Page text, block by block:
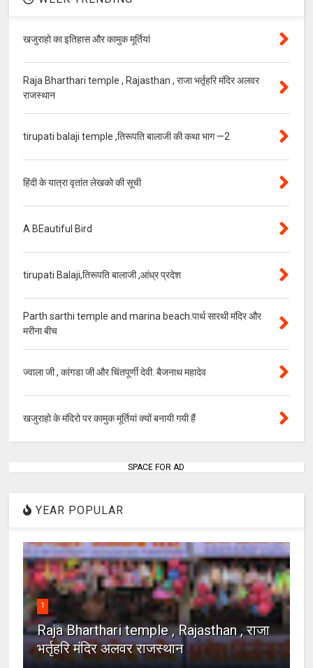
खजुराहो का इतिहास और कामुक मूर्तियां
Raja Bharthari temple , Rajasthan , राजा भर्तृहरि मंदिर अलवर
राजस्थान
tirupati balaji temple ,तिरूपति बालाजी की कथा भाग —2
हिंदी के यात्रा वृतांत लेखको की सूची
A BEautiful Bird
tirupati Balaji,तिरूपति बालाजी ,आंध्र प्रदेश
Parth sarthi temple and marina beach.पार्थ सारथी मंदिर और
मरीना बीच
ज्वाला जी , कांगडा जी और चिंतपूर्णी देवी. बैजनाथ महादेव
खजुराहो के मंदिरो पर कामुक मूर्तियां क्यों बनायी गयी हैं
SPACE FOR AD
YEAR POPULAR
1
Raja Bharthari temple , Rajasthan , राजा
भर्तृहरि मंदिर अलवर राजस्थान